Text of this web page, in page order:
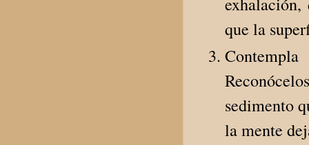
que la
sedimento
la mente